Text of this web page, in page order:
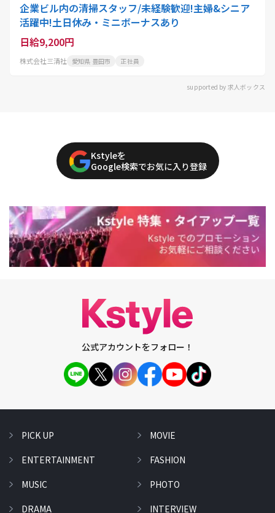
企業ビル内の清掃スタッフ/未経験歓迎!主婦&シニア
活躍中!土日休み・ミニボーナスあり
日給9,200円
株式会社三清社 愛知県 豊田市 正社員
supported by 求人ボックス
Kstyleを
Google検索でお気に入り登録
公式アカウントをフォロー！
PICK UP
ENTERTAINMENT
MUSIC
DRAMA
MOVIE
FASHION
PHOTO
INTERVIEW